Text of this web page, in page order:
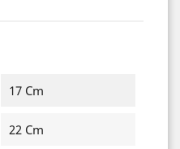
17 Cm
22 Cm